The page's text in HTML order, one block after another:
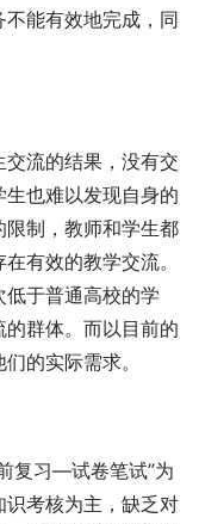
能有效地完成，同
流的结果，没有交
也难以发现自身的
制，教师和学生都
有效的教学交流。
于普通高校的学
群体。而以目前的
的实际需求。
复习—试卷笔试”为
考核为主，缺乏对